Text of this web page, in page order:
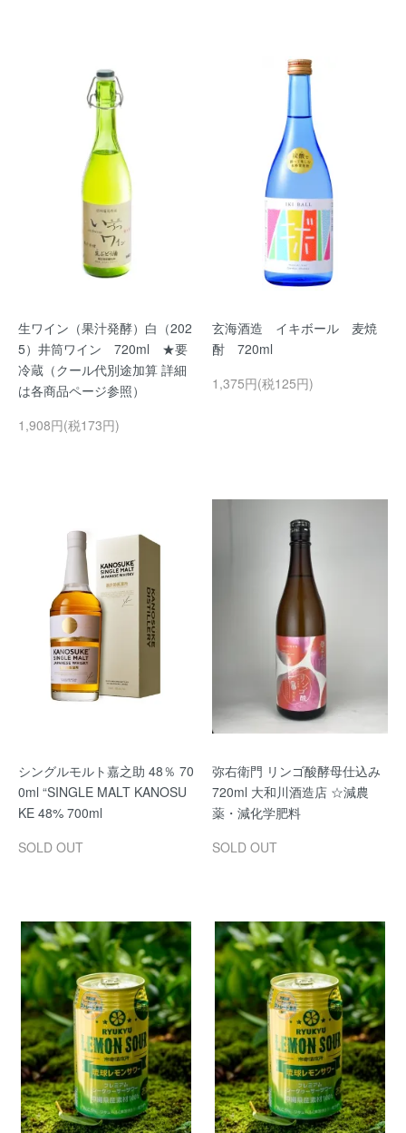
生ワイン（果汁発酵）白（202
5）井筒ワイン 720ml ★要
冷蔵（クール代別途加算 詳細
は各商品ページ参照）
1,908円(税173円)
玄海酒造 イキボール 麦焼
酎 720ml
1,375円(税125円)
シングルモルト嘉之助 48％ 70
0ml “SINGLE MALT KANOSU
KE 48% 700ml
SOLD OUT
弥右衛門 リンゴ酸酵母仕込み
720ml 大和川酒造店 ☆減農
薬・減化学肥料
SOLD OUT